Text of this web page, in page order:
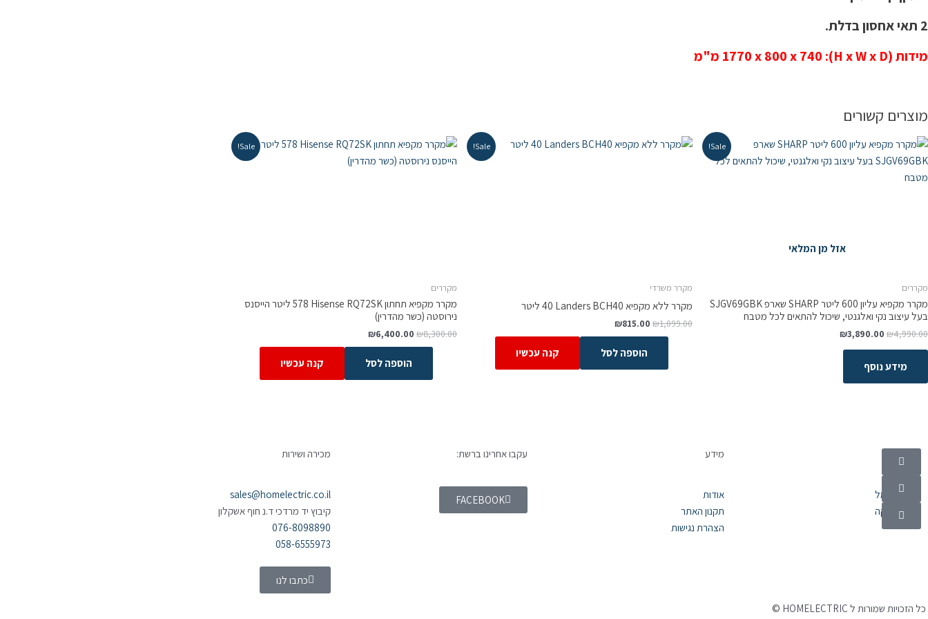
2 תאי אחסון בדלת.
מידות (H x W x D): 1770 x 800 x 740 מ"מ
מוצרים קשורים
Sale!
אזל מן המלאי
מקררים
מקרר מקפיא עליון 600 ליטר SHARP שארפ SJGV69GBK
בעל עיצוב נקי ואלגנטי, שיכול להתאים לכל מטבח
₪4,990.00
₪3,890.00
מידע נוסף
Sale!
מקרר משרדי
מקרר ‏ללא מקפיא Landers BCH40 ‏40 ‏ליטר
₪1,099.00
₪815.00
הוספה לסל קנה עכשיו
Sale!
מקררים
מקרר ‏מקפיא תחתון Hisense RQ72SK ‏578 ‏ליטר הייסנס
נירוסטה (כשר מהדרין)
₪8,300.00
₪6,400.00
הוספה לסל קנה עכשיו
קטגוריות
מוצרי חשמל
אלקטרוניקה
מידע
אודות
תקנון האתר
הצהרת נגישות
עקבו אחרינו ברשת:
FACEBOOK
מכירה ושירות
sales@homelectric.co.il
קיבוץ יד מרדכי ד.נ חוף אשקלון
076-8098890
058-6555973
כתבו לנו
כל הזכויות שמורות ל HOMELECTRIC ©